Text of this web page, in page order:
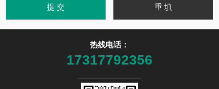
热线电话：
17317792356